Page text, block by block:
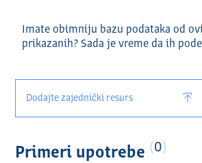
Назив и формат ресурса:
Планирани приходи 2023 (XLSX)
Imate obimniju bazu podataka od
prikazanih? Sada je vreme da ih
Dodajte zajednički resurs
Primeri upotrebe 0